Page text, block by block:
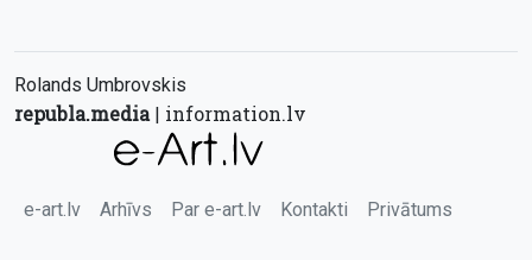
Rolands Umbrovskis
republa.media| information.lv
e-art.lv Arhīvs Par e-art.lv Kontakti Privātums